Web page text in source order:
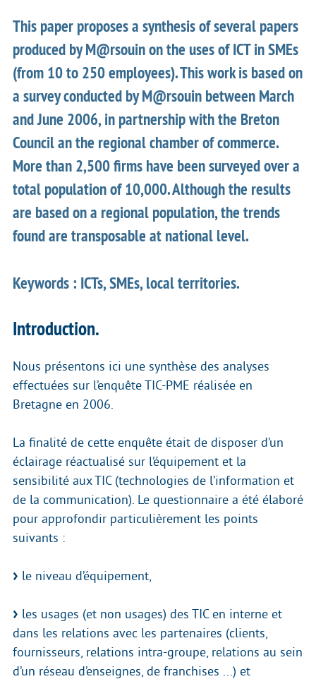
This paper proposes a synthesis of several papers
produced by M@rsouin on the uses of ICT in SMEs
(from 10 to 250 employees). This work is based on
a survey conducted by M@rsouin between March
and June 2006, in partnership with the Breton
Council an the regional chamber of commerce.
More than 2,500 firms have been surveyed over a
total population of 10,000. Although the results
are based on a regional population, the trends
found are transposable at national level.
Keywords : ICTs, SMEs, local territories.
Introduction.
Nous présentons ici une synthèse des analyses
effectuées sur l’enquête TIC-PME réalisée en
Bretagne en 2006.
La finalité de cette enquête était de disposer d’un
éclairage réactualisé sur l’équipement et la
sensibilité aux TIC (technologies de l’information et
de la communication). Le questionnaire a été élaboré
pour approfondir particulièrement les points
suivants :
le niveau d’équipement,
les usages (et non usages) des TIC en interne et
dans les relations avec les partenaires (clients,
fournisseurs, relations intra-groupe, relations au sein
d’un réseau d’enseignes, de franchises ...) et